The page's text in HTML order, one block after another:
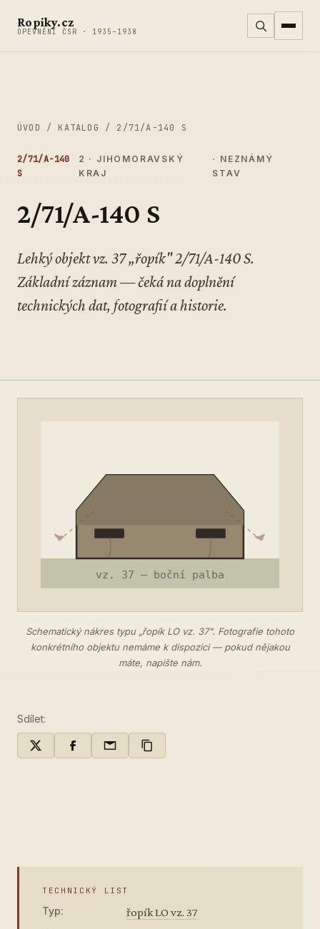
Ropiky.cz
OPEVNĚNÍ ČSR · 1935–1938
ÚVOD / KATALOG / 2/71/A-140 S
2/71/A-140
S
2 · JIHOMORAVSKÝ
KRAJ
· NEZNÁMÝ
STAV
2/71/A-140 S
Lehký objekt vz. 37 „řopík" 2/71/A-140 S.
Základní záznam — čeká na doplnění
technických dat, fotografií a historie.
Schematický nákres typu „řopík LO vz. 37". Fotografie tohoto
konkrétního objektu nemáme k dispozici — pokud nějakou
máte, napište nám.
Sdílet:
TECHNICKÝ LIST
Typ: řopík LO vz. 37